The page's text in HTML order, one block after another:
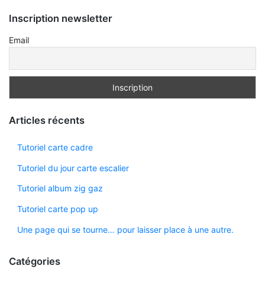
Inscription newsletter
Email
Articles récents
Tutoriel carte cadre
Tutoriel du jour carte escalier
Tutoriel album zig gaz
Tutoriel carte pop up
Une page qui se tourne… pour laisser place à une autre.
Catégories